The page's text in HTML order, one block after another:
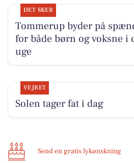
DET SKER
Tommerup byder på
for både børn og voksne i
uge
VEJRET
Solen tager fat i dag
Send en gratis lykønskning